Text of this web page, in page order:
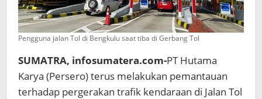
Pengguna jalan Tol di Bengkulu saat tiba di Gerbang Tol
SUMATRA, infosumatera.com-PT Hutama
Karya (Persero) terus melakukan pemantauan
terhadap pergerakan trafik kendaraan di Jalan Tol